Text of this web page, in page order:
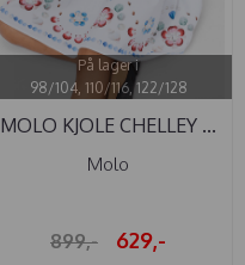
På lager i
98/104, 110/116, 122/128
MOLO KJOLE CHELLEY ...
Molo
899,- 629,-